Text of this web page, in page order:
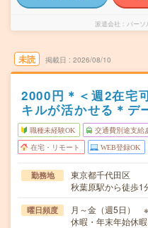
派遣会社 パーソ
未読 掲載日 2026/08/10
2000円＊＜週2在宅
キルが活かせる＊デ
職種未経験OK 交通費別途支給
在宅・リモート WEB登録OK
勤務地
東京都千代田区
秋葉原駅から徒歩1
曜日頻度
月～金（週5日）
休暇・年末年始休暇